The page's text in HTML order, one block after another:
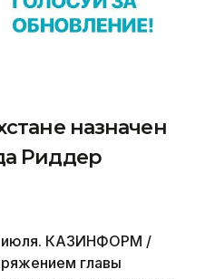
назначен
Риддер
КАЗИНФОРМ /
главы